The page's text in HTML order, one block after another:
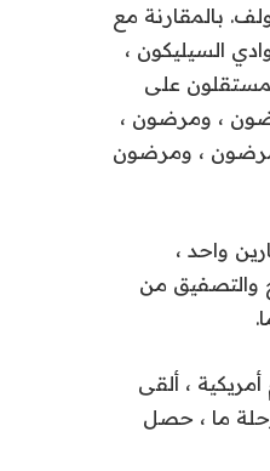
بالمقارنة مع
السيليكون ،
على
، ومرضون ،
، ومرضون
واحد ،
والتصفيق من
، ألقى
استمر حوالي 25 دقيقة. في مرحلة ما ، حصل